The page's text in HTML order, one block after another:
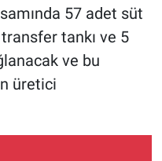
57 adet süt
tankı ve 5
ve bu
üretici